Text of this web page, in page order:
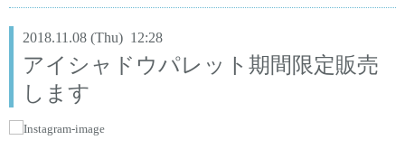
2018.11.08 (Thu) 12:28
アイシャドウパレット期間限定販売
します